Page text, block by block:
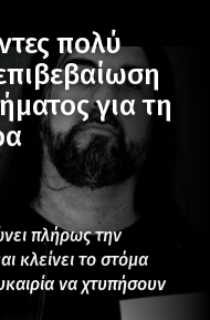
πολύ
για τη
πλήρως την
κλείνει το στόμα
να χτυπήσουν